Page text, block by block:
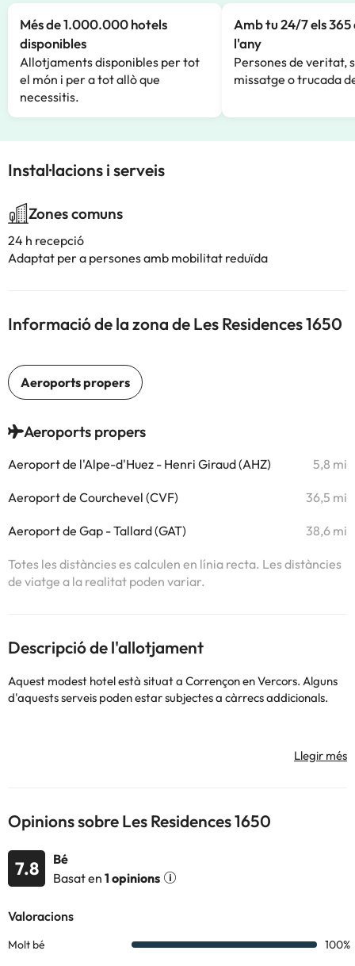
Més de 1.000.000 hotels
disponibles
Allotjaments disponibles per tot
el món i per a tot allò que
necessitis.
Amb tu 24/7 els 365
l'any
Persones de veritat,
missatge o trucada
Instal·lacions i serveis
Zones comuns
24 h recepció
Adaptat per a persones amb mobilitat reduïda
Informació de la zona de Les Residences 1650
Aeroports propers
Aeroport de l'Alpe-d'Huez - Henri Giraud (AHZ) 5,8 mi
Aeroport de Courchevel (CVF) 36,5 mi
Aeroport de Gap - Tallard (GAT) 38,6 mi
Totes les distàncies es calculen en línia recta. Les distàncies
de viatge a la realitat poden variar.
Descripció de l'allotjament
Aquest modest hotel està situat a Corrençon en Vercors. Alguns
d'aquests serveis poden estar subjectes a càrrecs addicionals.
l'allotjament. Si tens dubtes, contacta'ns.
Opinions sobre Les Residences 1650
7.8
Bé
Basat en 1 opinions